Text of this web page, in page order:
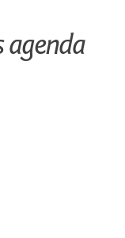
agenda